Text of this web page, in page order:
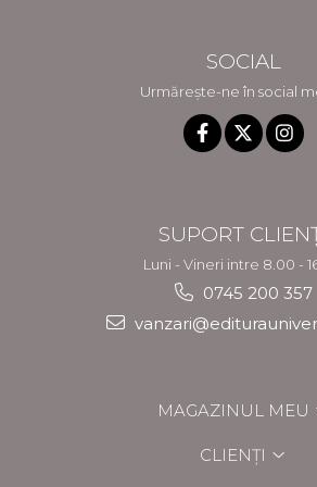
SOCIAL
Urmărește-ne în social
SUPORT
Luni - Vineri intre 8.00 -
0745 200 357
MAGAZINUL MEU
CLIENȚI